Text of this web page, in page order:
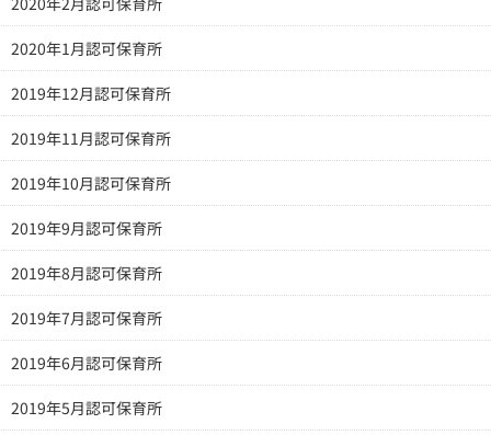
2020年1月認可保育所
2019年12月認可保育所
2019年11月認可保育所
2019年10月認可保育所
2019年9月認可保育所
2019年8月認可保育所
2019年7月認可保育所
2019年6月認可保育所
2019年5月認可保育所